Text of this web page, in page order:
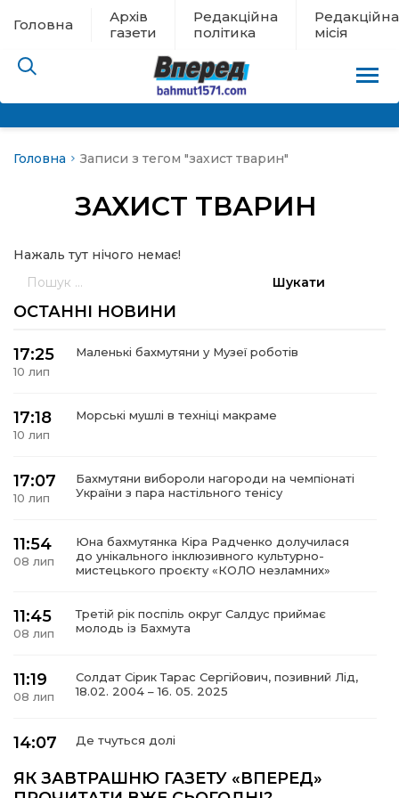
Головна
Архів
газети
Редакційна
політика
Редакційна
місія
евакуації
новини
місія
Головна Записи з тегом "захист тварин"
ЗАХИСТ ТВАРИН
Нажаль тут нічого немає!
ОСТАННІ НОВИНИ
17:25
10 лип
Маленькі бахмутяни у Музеї роботів
17:18
10 лип
Морські мушлі в техніці макраме
17:07
10 лип
Бахмутяни вибороли нагороди на чемпіонаті
України з пара настільного тенісу
11:54
08 лип
Юна бахмутянка Кіра Радченко долучилася
до унікального інклюзивного культурно-
мистецького проєкту «КОЛО незламних»
11:45
08 лип
Третій рік поспіль округ Салдус приймає
молодь із Бахмута
11:19
08 лип
Солдат Сірик Тарас Сергійович, позивний Лід,
18.02. 2004 – 16. 05. 2025
14:07 Де тчуться долі
ЯК ЗАВТРАШНЮ ГАЗЕТУ «ВПЕРЕД»